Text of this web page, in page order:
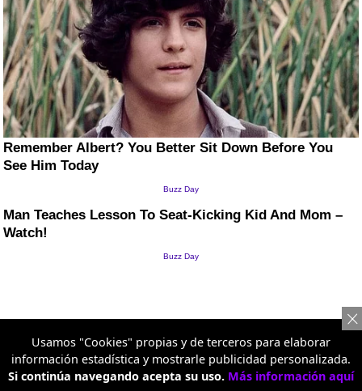
Usamos "Cookies" propias y de terceros para elaborar
información estadística y mostrarle publicidad personalizada.
Si continúa navegando acepta su uso. Más información aquí